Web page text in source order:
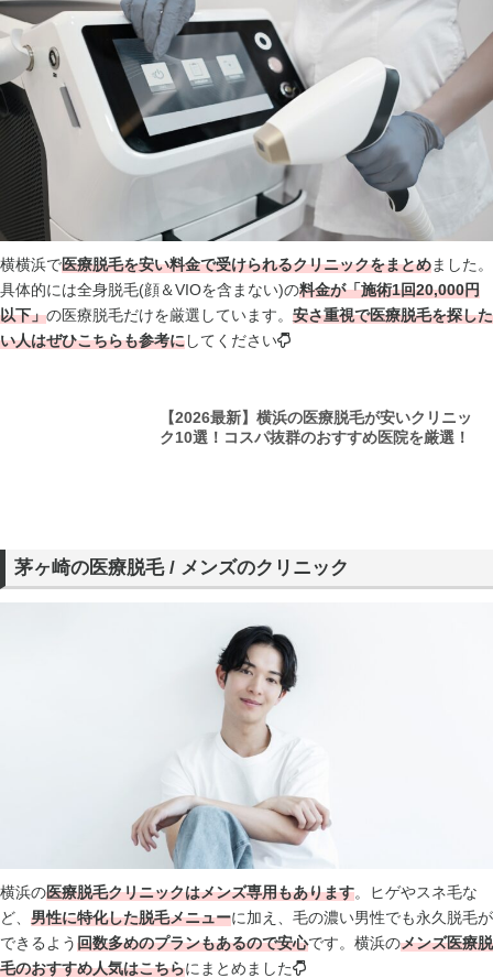
横横浜で医療脱毛を安い料金で受けられるクリニックをまとめました。
具体的には全身脱毛(顔＆VIOを含まない)の料金が「施術1回20,000円
以下」の医療脱毛だけを厳選しています。 安さ重視で医療脱毛を探した
い人はぜひこちらも参考にしてください
【2026最新】横浜の医療脱毛が安いクリニッ
ク10選！コスパ抜群のおすすめ医院を厳選！
茅ヶ崎の医療脱毛 / メンズのクリニック
横浜の医療脱毛クリニックはメンズ専用もあります。ヒゲやスネ毛な
ど、 男性に特化した脱毛メニューに加え、毛の濃い男性でも永久脱毛が
できるよう回数多めのプランもあるので安心です。横浜のメンズ医療脱
毛のおすすめ人気はこちらにまとめました